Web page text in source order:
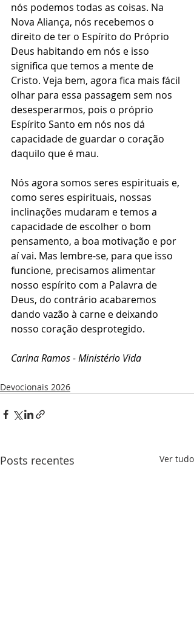
nós podemos todas as coisas. Na
Nova Aliança, nós recebemos o
direito de ter o Espírito do Próprio
Deus habitando em nós e isso
significa que temos a mente de
Cristo. Veja bem, agora fica mais fácil
olhar para essa passagem sem nos
desesperarmos, pois o próprio
Espírito Santo em nós nos dá
capacidade de guardar o coração
daquilo que é mau.
Nós agora somos seres espirituais e,
como seres espirituais, nossas
inclinações mudaram e temos a
capacidade de escolher o bom
pensamento, a boa motivação e por
aí vai. Mas lembre-se, para que isso
funcione, precisamos alimentar
nosso espírito com a Palavra de
Deus, do contrário acabaremos
dando vazão à carne e deixando
nosso coração desprotegido.
Carina Ramos - Ministério Vida
Devocionais 2026
Posts recentes Ver tudo